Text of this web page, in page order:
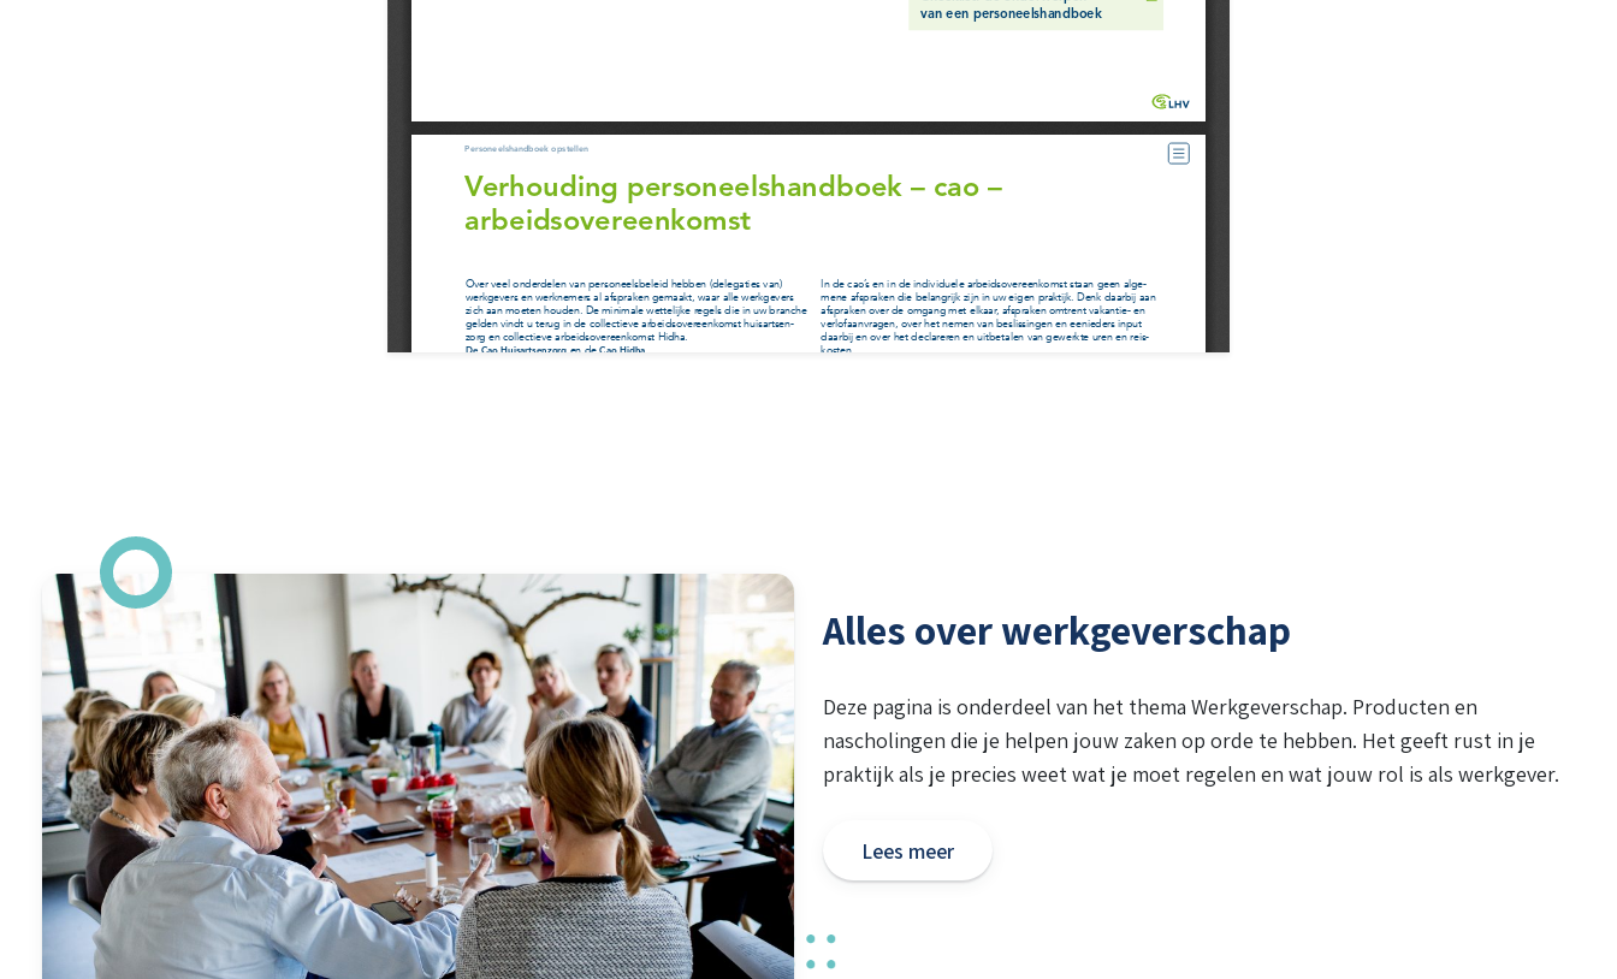
Alles over werkgeverschap
Deze pagina is onderdeel van het thema Werkgeverschap. Producten en
nascholingen die je helpen jouw zaken op orde te hebben. Het geeft rust in je
praktijk als je precies weet wat je moet regelen en wat jouw rol is als werkgever.
Lees meer